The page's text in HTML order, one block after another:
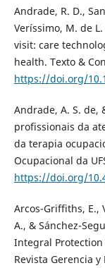
Andrade, R. D.,
Veríssimo, M. de
visit: care
health. Texto &
https://doi.org/
Andrade, A. S. de,
profissionais da
da terapia
Ocupacional da
https://doi.org/
Arcos-Griffiths, E.,
A., & Sánchez-
Integral Protection
Revista Gerencia